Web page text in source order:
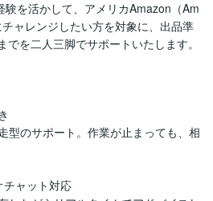
験を活かして、アメリカAmazon（Am
ャレンジしたい方を対象に、出品準
を二人三脚でサポートいたします。
型のサポート。作業が止まっても、相
ャット対応